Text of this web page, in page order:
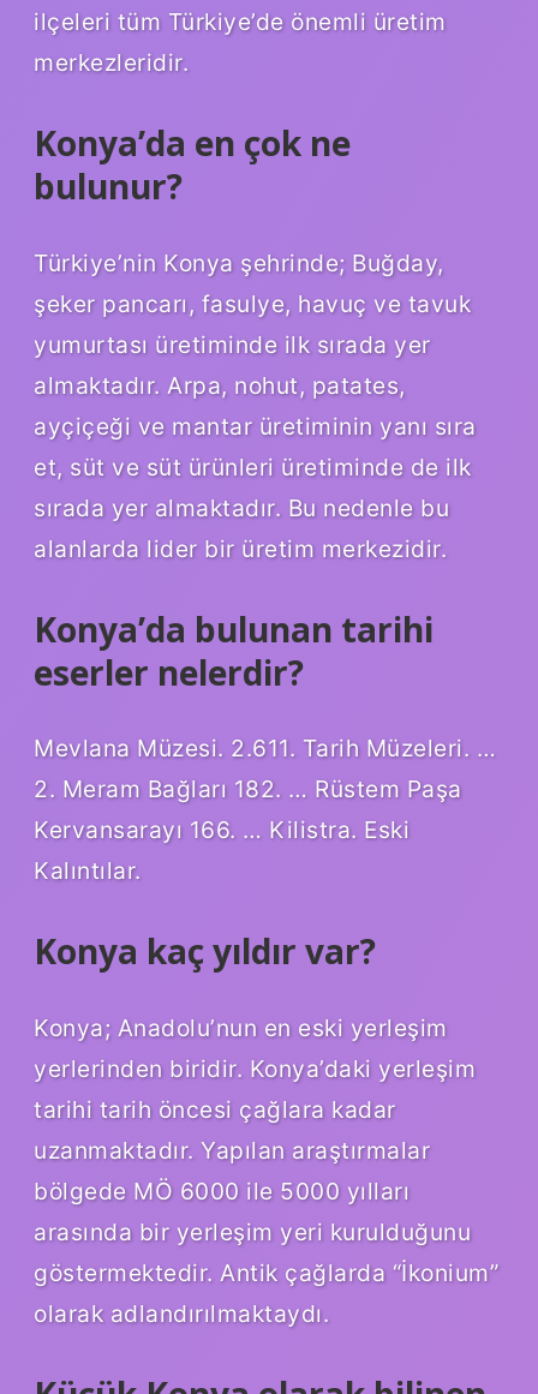
ilçeleri tüm Türkiye’de önemli üretim
merkezleridir.
Konya’da en çok ne
bulunur?
Türkiye’nin Konya şehrinde; Buğday,
şeker pancarı, fasulye, havuç ve tavuk
yumurtası üretiminde ilk sırada yer
almaktadır. Arpa, nohut, patates,
ayçiçeği ve mantar üretiminin yanı sıra
et, süt ve süt ürünleri üretiminde de ilk
sırada yer almaktadır. Bu nedenle bu
alanlarda lider bir üretim merkezidir.
Konya’da bulunan tarihi
eserler nelerdir?
Mevlana Müzesi. 2.611. Tarih Müzeleri. …
2. Meram Bağları 182. … Rüstem Paşa
Kervansarayı 166. … Kilistra. Eski
Kalıntılar.
Konya kaç yıldır var?
Konya; Anadolu’nun en eski yerleşim
yerlerinden biridir. Konya’daki yerleşim
tarihi tarih öncesi çağlara kadar
uzanmaktadır. Yapılan araştırmalar
bölgede MÖ 6000 ile 5000 yılları
arasında bir yerleşim yeri kurulduğunu
göstermektedir. Antik çağlarda “İkonium”
olarak adlandırılmaktaydı.